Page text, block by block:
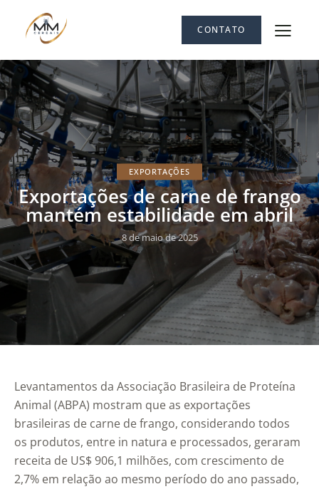
CONTATO
EXPORTAÇÕES
Exportações de carne de frango
mantém estabilidade em abril
8 de maio de 2025
Levantamentos da Associação Brasileira de Proteína
Animal (ABPA) mostram que as exportações
brasileiras de carne de frango, considerando todos
os produtos, entre in natura e processados, geraram
receita de US$ 906,1 milhões, com crescimento de
2,7% em relação ao mesmo período do ano passado,